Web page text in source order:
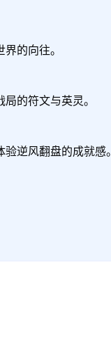
的向往。
的符文与英灵。
逆风翻盘的成就感。